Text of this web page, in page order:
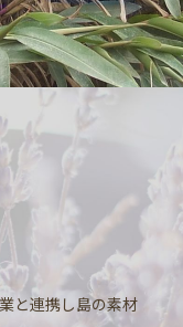
と連携し島の素材